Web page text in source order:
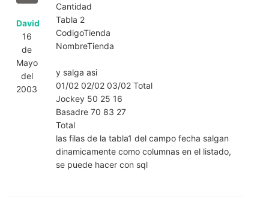
David
16
de
Mayo
del
2003
Cantidad
Tabla 2
CodigoTienda
NombreTienda
y salga asi
01/02 02/02 03/02 Total
Jockey 50 25 16
Basadre 70 83 27
Total
las filas de la tabla1 del campo fecha salgan
dinamicamente como columnas en el listado,
se puede hacer con sql